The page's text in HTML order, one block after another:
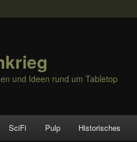
und Ideen rund um Tabletop
SciFi Pulp Historisches